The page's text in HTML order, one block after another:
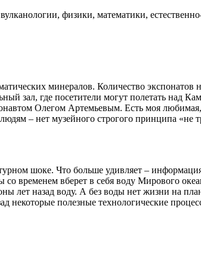
физики, математики,
минералов. Количество экспонатов
зал, где посетители могут полетать над
Олегом Артемьевым. Есть моя
– нет музейного строгого принципа
шоке. Что больше удивляет –
со временем вберет в себя воду Мирового
назад воду. А без воды нет жизни на
некоторые полезные технологические